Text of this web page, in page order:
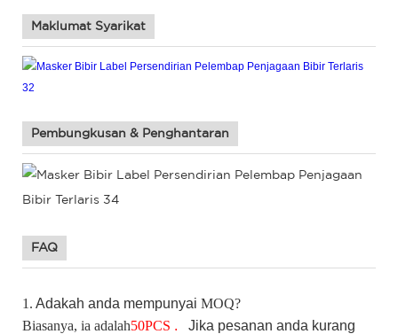
Maklumat Syarikat
Pembungkusan & Penghantaran
FAQ
1. Adakah anda mempunyai MOQ?
Biasanya, ia adalah50PCS . Jika pesanan anda kurang